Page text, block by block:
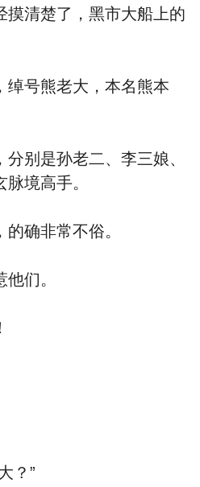
摸清楚了，黑市大船上的
绰号熊老大，本名熊本
别是孙老二、李三娘、
境高手。
确非常不俗。
们。
？”